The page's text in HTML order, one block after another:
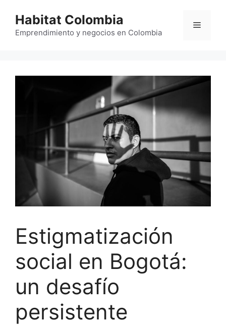
contenido
Habitat Colombia
Emprendimiento y negocios en Colombia
Menú
Estigmatización
social en Bogotá:
un desafío
persistente